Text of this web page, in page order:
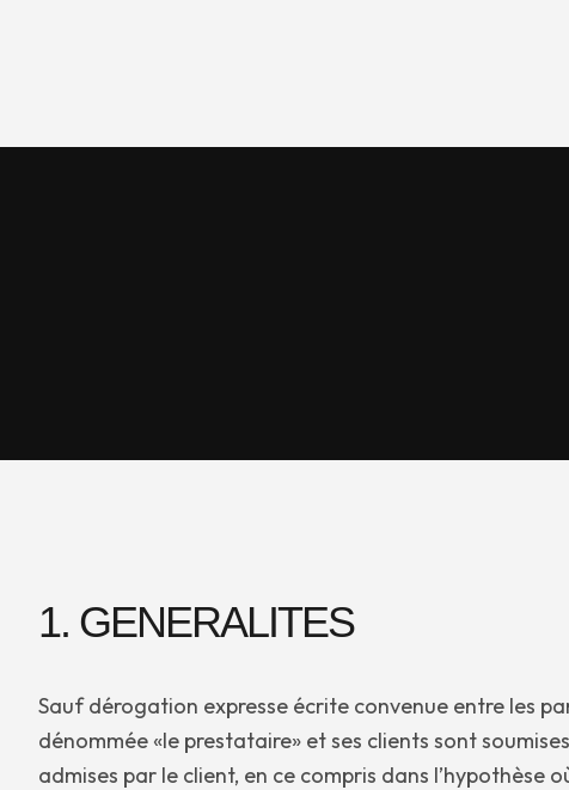
1. GENERALITES
Sauf dérogation expresse écrite convenue entre les
dénommée «le prestataire» et ses clients sont
admises par le client, en ce compris dans